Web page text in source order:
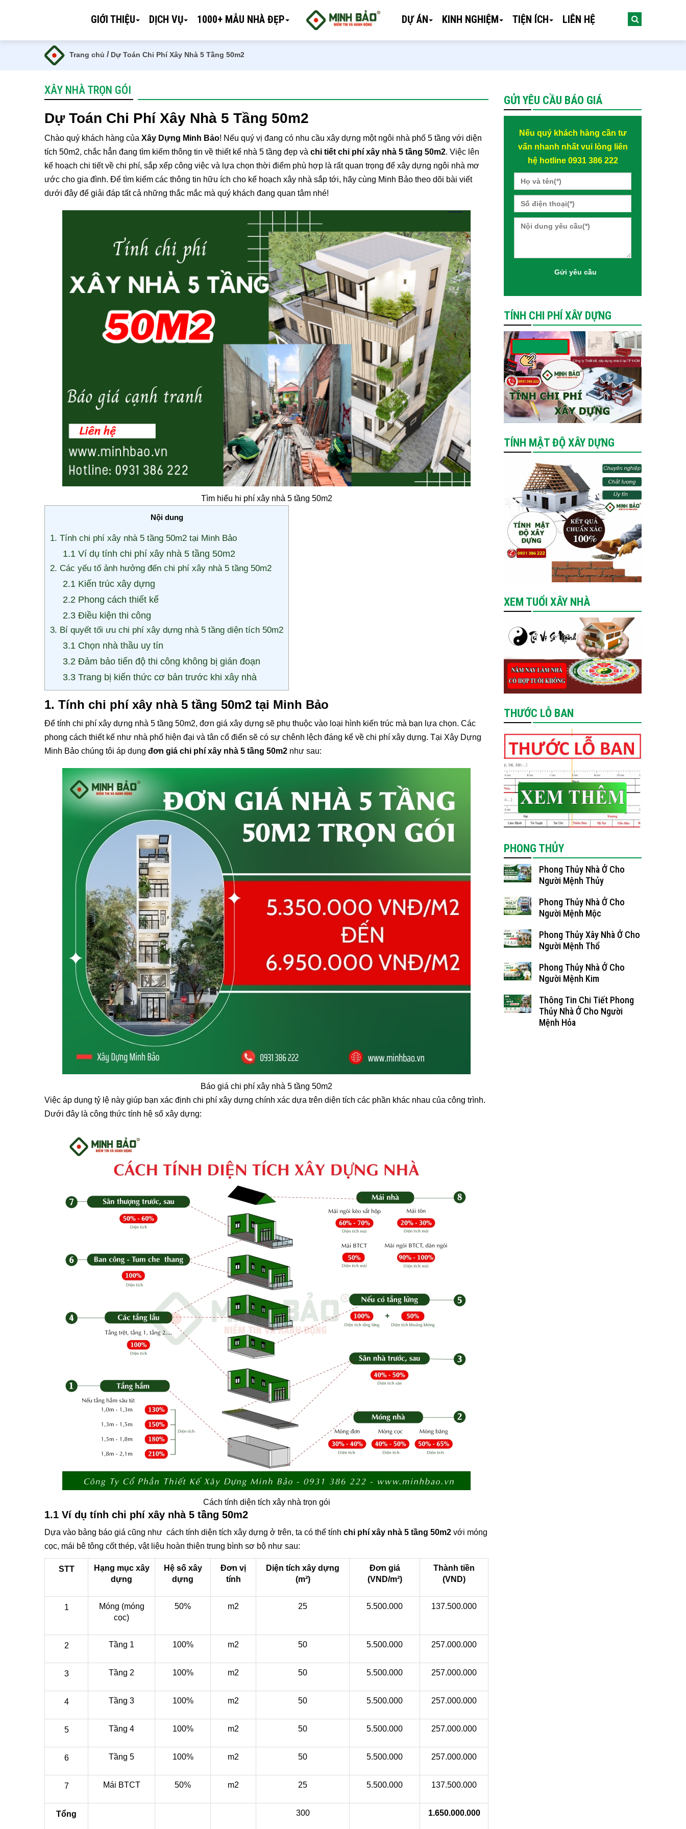
GIỚI THIỆU DỊCH VỤ 1000+ MẪU NHÀ ĐẸP DỰ ÁN KINH NGHIỆM TIỆN ÍCH LIÊN HỆ
Trang chủ / Dự Toán Chi Phí Xây Nhà 5 Tầng 50m2
XÂY NHÀ TRỌN GÓI
Dự Toán Chi Phí Xây Nhà 5 Tầng 50m2
Chào quý khách hàng của Xây Dựng Minh Bảo! Nếu quý vị đang có nhu cầu xây dựng một ngôi nhà phố 5 tầng với diện
tích 50m2, chắc hẳn đang tìm kiếm thông tin về thiết kế nhà 5 tầng đẹp và chi tiết chi phí xây nhà 5 tầng 50m2. Việc lên
kế hoạch chi tiết về chi phí, sắp xếp công việc và lựa chọn thời điểm phù hợp là rất quan trọng để xây dựng ngôi nhà mơ
ước cho gia đình. Để tìm kiếm các thông tin hữu ích cho kế hoạch xây nhà sắp tới, hãy cùng Minh Bảo theo dõi bài viết
dưới đây để giải đáp tất cả những thắc mắc mà quý khách đang quan tâm nhé!
Tìm hiểu hi phí xây nhà 5 tầng 50m2
Nội dung
1. Tính chi phí xây nhà 5 tầng 50m2 tại Minh Bảo
1.1 Ví dụ tính chi phí xây nhà 5 tầng 50m2
2. Các yếu tố ảnh hưởng đến chi phí xây nhà 5 tầng 50m2
2.1 Kiến trúc xây dựng
2.2 Phong cách thiết kế
2.3 Điều kiện thi công
3. Bí quyết tối ưu chi phí xây dựng nhà 5 tầng diện tích 50m2
3.1 Chọn nhà thầu uy tín
3.2 Đảm bảo tiến độ thi công không bị gián đoạn
3.3 Trang bị kiến thức cơ bản trước khi xây nhà
1. Tính chi phí xây nhà 5 tầng 50m2 tại Minh Bảo
Để tính chi phí xây dựng nhà 5 tầng 50m2, đơn giá xây dựng sẽ phụ thuộc vào loại hình kiến trúc mà bạn lựa chọn. Các
phong cách thiết kế như nhà phố hiện đại và tân cổ điển sẽ có sự chênh lệch đáng kể về chi phí xây dựng. Tại Xây Dựng
Minh Bảo chúng tôi áp dụng đơn giá chi phí xây nhà 5 tầng 50m2 như sau:
Báo giá chi phí xây nhà 5 tầng 50m2
Việc áp dụng tỷ lệ này giúp bạn xác định chi phí xây dựng chính xác dựa trên diện tích các phần khác nhau của công trình.
Dưới đây là công thức tính hệ số xây dựng:
Cách tính diện tích xây nhà trọn gói
1.1 Ví dụ tính chi phí xây nhà 5 tầng 50m2
Dựa vào bảng báo giá cũng như cách tính diện tích xây dựng ở trên, ta có thể tính chi phí xây nhà 5 tầng 50m2 với móng
cọc, mái bê tông cốt thép, vật liệu hoàn thiện trung bình sơ bộ như sau:
STT
Hạng mục xây
dựng
Hệ số xây
dựng
Đơn vị
tính
Diện tích xây dựng
(m²)
Đơn giá
(VND/m²)
Thành tiền
(VND)
1
Móng (móng
cọc)
50% m2 25 5.500.000 137.500.000
2 Tầng 1 100% m2 50 5.500.000 257.000.000
3 Tầng 2 100% m2 50 5.500.000 257.000.000
4 Tầng 3 100% m2 50 5.500.000 257.000.000
5 Tầng 4 100% m2 50 5.500.000 257.000.000
6 Tầng 5 100% m2 50 5.500.000 257.000.000
7 Mái BTCT 50% m2 25 5.500.000 137.500.000
Tổng 300 1.650.000.000
GỬI YÊU CẦU BÁO GIÁ
Nếu quý khách hàng cần tư
vấn nhanh nhất vui lòng liên
hệ hotline 0931 386 222
TÍNH CHI PHÍ XÂY DỰNG
TÍNH MẬT ĐỘ XÂY DỰNG
XEM TUỔI XÂY NHÀ
THƯỚC LỖ BAN
PHONG THỦY
Phong Thủy Nhà Ở Cho
Người Mệnh Thủy
Phong Thủy Nhà Ở Cho
Người Mệnh Mộc
Phong Thủy Xây Nhà Ở Cho
Người Mệnh Thổ
Phong Thủy Nhà Ở Cho
Người Mệnh Kim
Thông Tin Chi Tiết Phong
Thủy Nhà Ở Cho Người
Mệnh Hỏa